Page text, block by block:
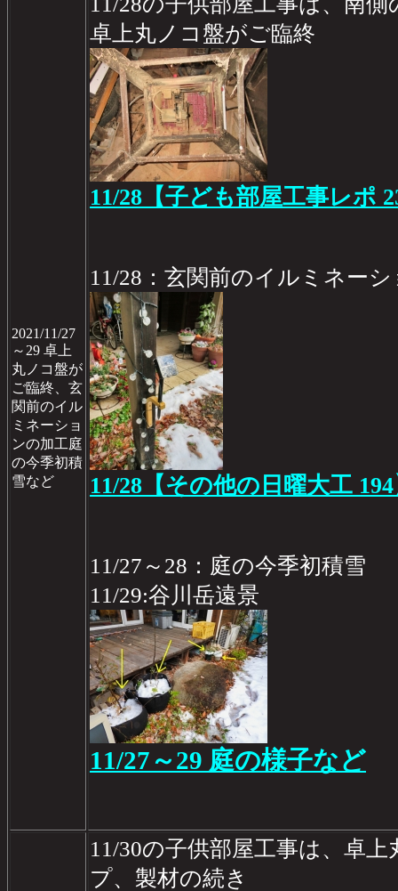
2021/11/27
～29 卓上
丸ノコ盤が
ご臨終、玄
関前のイル
ミネーショ
ンの加工庭
の今季初積
雪など
卓上丸ノコ盤がご臨終
11/28【子ども部屋工事レポ
11/28：玄関前のイルミネー
11/28【その他の日曜大工
11/27～28：庭の今季初積雪
11/29:谷川岳遠景
11/27～29 庭の様子など
11/30の子供部屋工事は、卓
プ、製材の続き